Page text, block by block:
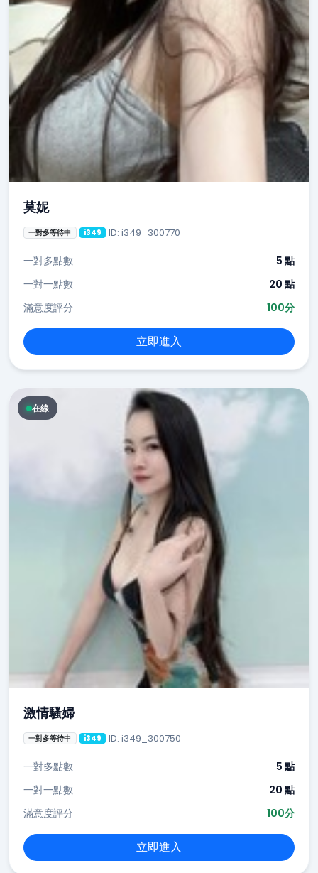
莫妮
一對多等待中 i349 ID: i349_300770
一對多點數
5 點
一對一點數
20 點
滿意度評分
100分
立即進入
在線
激情騷婦
一對多等待中 i349 ID: i349_300750
一對多點數
5 點
一對一點數
20 點
滿意度評分
100分
立即進入